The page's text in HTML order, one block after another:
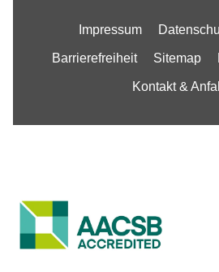
Impressum
Barrierefreiheit Sitemap
Kontakt &